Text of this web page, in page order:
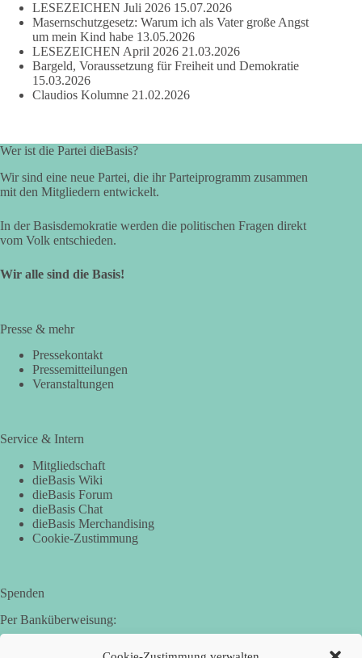
LESEZEICHEN Juli 2026 15.07.2026
Masernschutzgesetz: Warum ich als Vater große Angst
um mein Kind habe 13.05.2026
LESEZEICHEN April 2026 21.03.2026
Bargeld, Voraussetzung für Freiheit und Demokratie
15.03.2026
Claudios Kolumne 21.02.2026
Wer ist die Partei dieBasis?
Wir sind eine neue Partei, die ihr Parteiprogramm zusammen
mit den Mitgliedern entwickelt.
In der Basisdemokratie werden die politischen Fragen direkt
vom Volk entschieden.
Wir alle sind die Basis!
Presse & mehr
Pressekontakt
Pressemitteilungen
Veranstaltungen
Service & Intern
Mitgliedschaft
dieBasis Wiki
dieBasis Forum
dieBasis Chat
dieBasis Merchandising
Cookie-Zustimmung
Spenden
Per Banküberweisung:
Basisdemokratische Partei Deutschland in Bayern e.V.